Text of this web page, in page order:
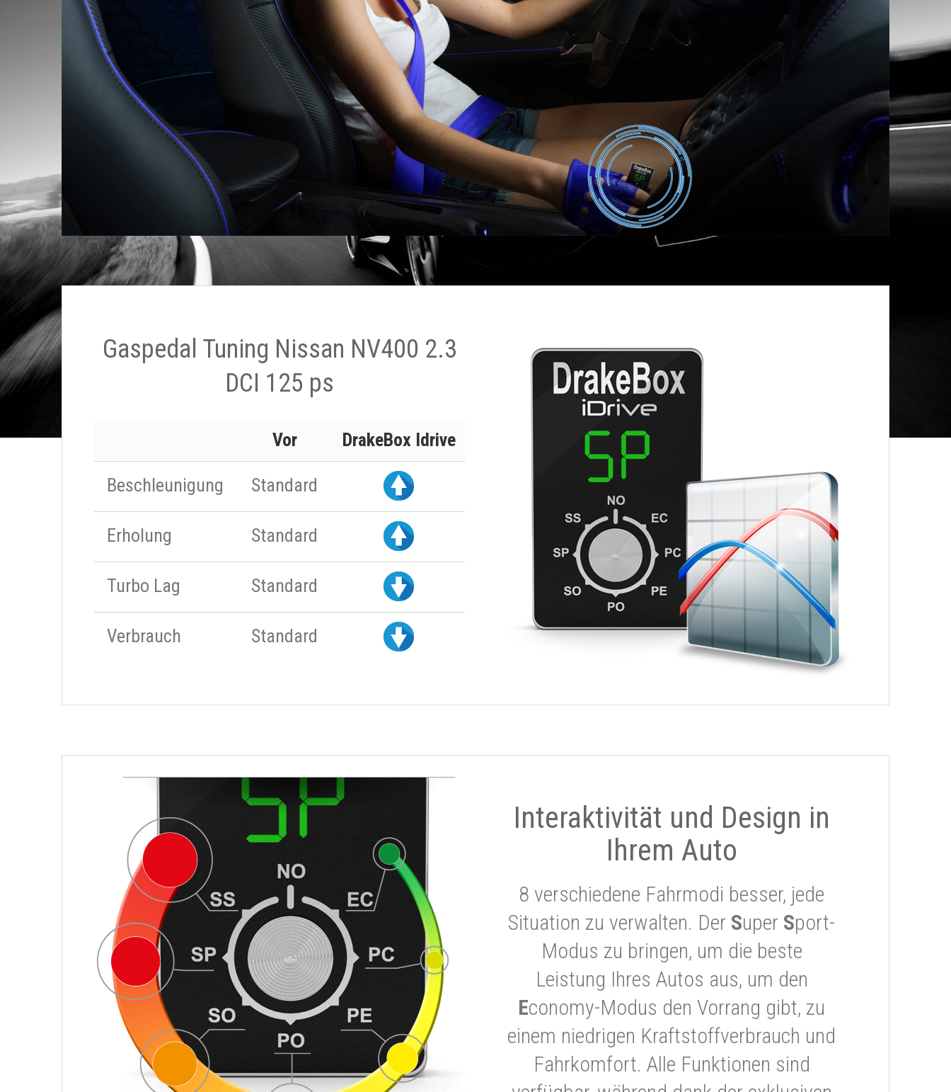
Gaspedal Tuning Nissan NV400 2.3
DCI 125 ps
Vor DrakeBox Idrive
Beschleunigung Standard
Erholung Standard
Turbo Lag Standard
Verbrauch Standard
Interaktivität und Design in
Ihrem Auto
8 verschiedene Fahrmodi besser, jede
Situation zu verwalten. Der Super Sport-
Modus zu bringen, um die beste
Leistung Ihres Autos aus, um den
Economy-Modus den Vorrang gibt, zu
einem niedrigen Kraftstoffverbrauch und
Fahrkomfort. Alle Funktionen sind